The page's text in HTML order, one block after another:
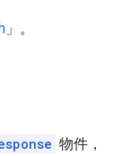
」。
物件，